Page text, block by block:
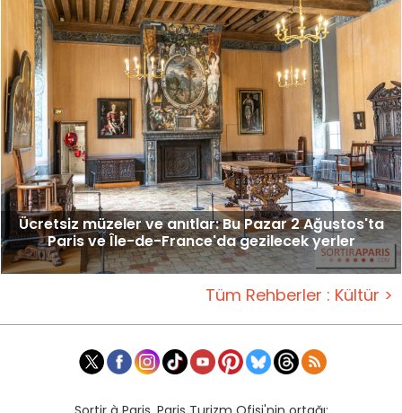
Ücretsiz müzeler ve anıtlar: Bu Pazar 2 Ağustos'ta
Paris ve Île-de-France'da gezilecek yerler
Tüm Rehberler : Kültür >